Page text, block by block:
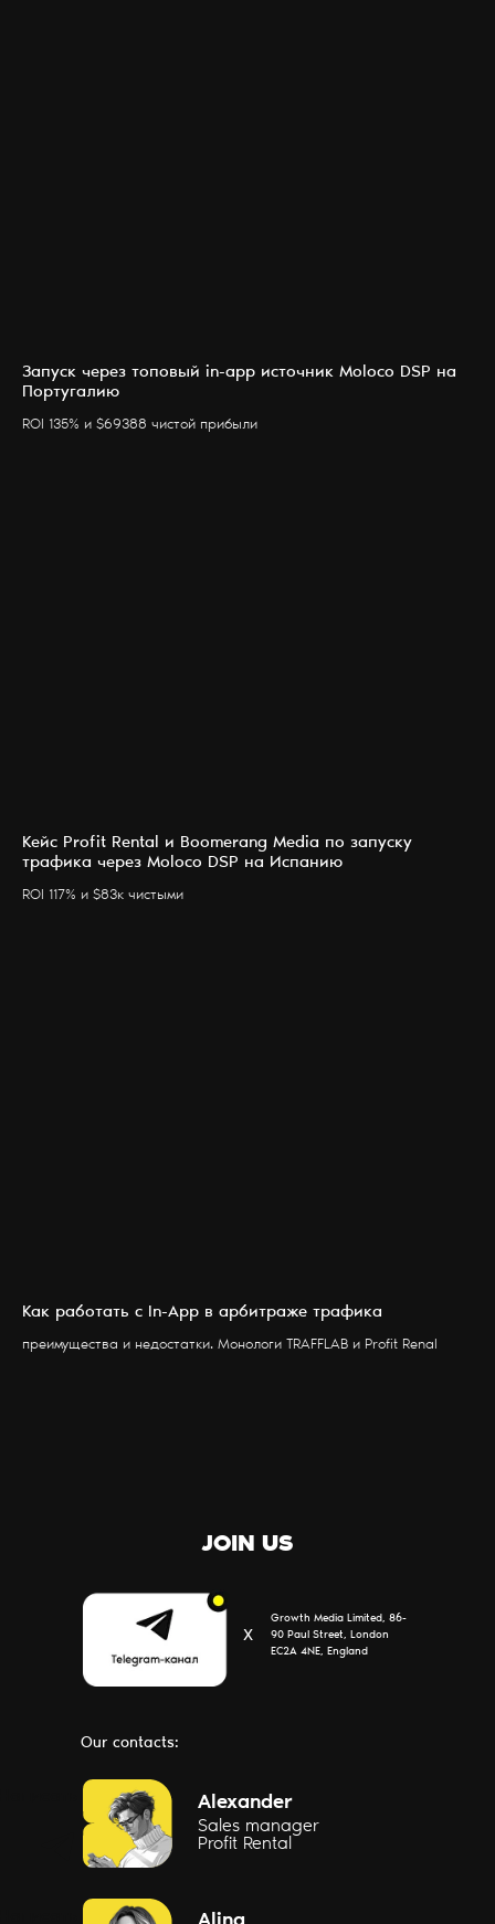
Запуск через топовый in-app источник Moloco DSP на
Португалию
ROI 135% и $69388 чистой прибыли
Кейс Profit Rental и Boomerang Media по запуску
трафика через Moloco DSP на Испанию
ROI 117% и $83к чистыми
Как работать с In-App в арбитраже трафика
преимущества и недостатки. Монологи TRAFFLAB и Profit Renal
Alexander
Sales manager
Profit Rental
БЛОГ
УСЛУГИ
Х
JOIN US
Our contacts:
Growth Media Limited, 86-
90 Paul Street, London
EC2A 4NE, England